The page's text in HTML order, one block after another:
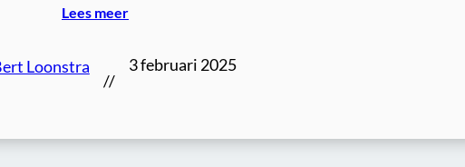
Lees meer
Loonstra
//
3 februari 2025